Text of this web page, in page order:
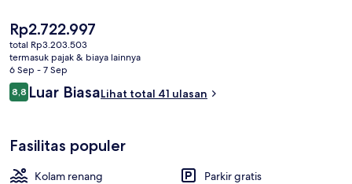
Harga
saat
ini
Rp2.722.997
Rp2.722.997
total Rp3.203.503
termasuk pajak & biaya lainnya
6 Sep - 7 Sep
Ulasan
8,88,8 dari 10
Luar BiasaLihat total 41 ulasan
Fasilitas populer
Kolam renang
Parkir gratis